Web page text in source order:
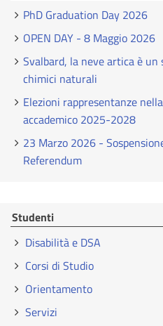
PhD Graduation Day 2026
OPEN DAY - 8 Maggio 2026
Svalbard, la neve artica è
chimici naturali
Elezioni rappresentanze
accademico 2025-2028
23 Marzo 2026 -
Referendum
Studenti
Disabilità e DSA
Corsi di Studio
Orientamento
Servizi